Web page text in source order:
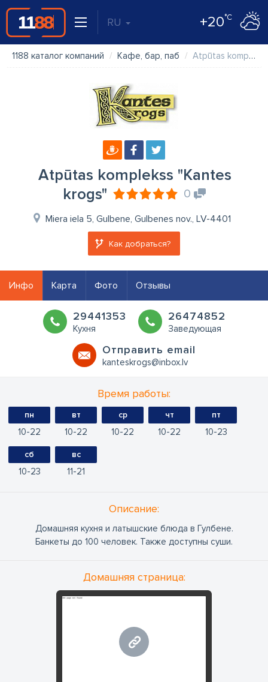
RU +20°C
1188 каталог компаний Кафе, бар, паб Atpūtas komplekss "Kantes krogs"
Atpūtas komplekss "Kantes
krogs"
0
Miera iela 5, Gulbene, Gulbenes nov., LV-4401
Как добраться?
Инфо Карта Фото Отзывы
29441353
Кухня
26474852
Заведующая
Oтправить email
kanteskrogs@inbox.lv
Время работы:
пн
10 22
вт
10 22
ср
10 22
чт
10 22
пт
10 23
сб
10 23
вс
11 21
Oписание:
Домашняя кухня и латышские блюда в Гулбене.
Банкеты до 100 человек. Также доступны суши.
Домашняя страница: